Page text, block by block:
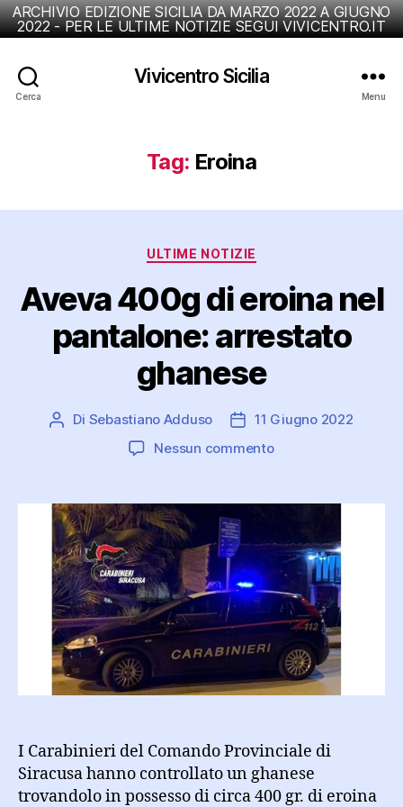
ARCHIVIO EDIZIONE SICILIA DA MARZO 2022 A GIUGNO
2022 - PER LE ULTIME NOTIZIE SEGUI VIVICENTRO.IT
Cerca
Vivicentro Sicilia
Menu
Tag: Eroina
Categorie
ULTIME NOTIZIE
Aveva 400g di eroina nel
pantalone: arrestato
ghanese
Autore
Di Sebastiano Adduso
Data11 Giugno 2022
Nessun commentosu
di
nel
pantalone:
arrestato
ghanese
I Carabinieri del Comando Provinciale di
Siracusa hanno controllato un ghanese
trovandolo in possesso di circa 400 gr. di eroina